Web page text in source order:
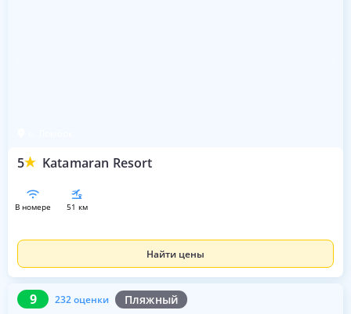
5 Katamaran Resort
в номере 51 км
Найти цены
9 232 оценки Пляжный
9 232 оценки